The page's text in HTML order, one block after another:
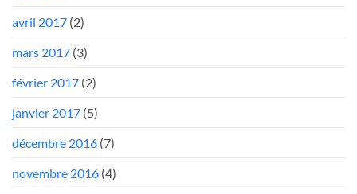
avril 2017 (2)
mars 2017 (3)
février 2017 (2)
janvier 2017 (5)
décembre 2016 (7)
novembre 2016 (4)